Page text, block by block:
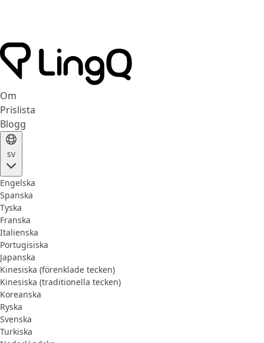
Om
Prislista
Blogg
sv
Engelska
Spanska
Tyska
Franska
Italienska
Portugisiska
Japanska
Kinesiska (förenklade tecken)
Kinesiska (traditionella tecken)
Koreanska
Ryska
Svenska
Turkiska